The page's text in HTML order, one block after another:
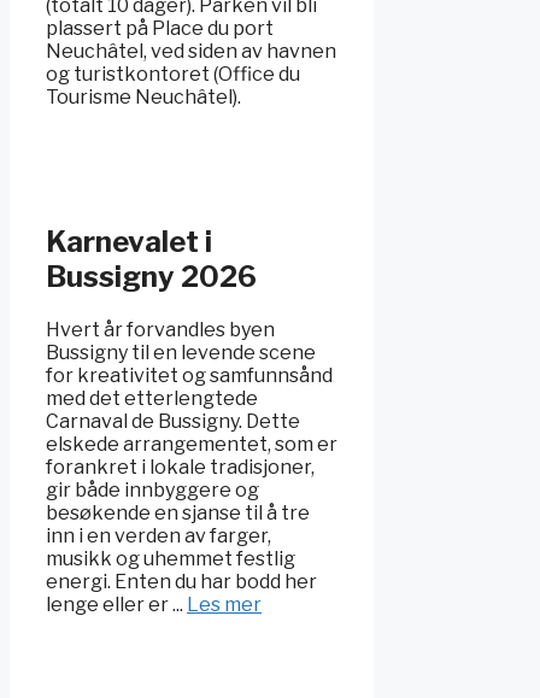
(totalt 10 dager). Parken vil bli
plassert på Place du port
Neuchâtel, ved siden av havnen
og turistkontoret (Office du
Tourisme Neuchâtel).
Karnevalet i
Bussigny 2026
Hvert år forvandles byen
Bussigny til en levende scene
for kreativitet og samfunnsånd
med det etterlengtede
Carnaval de Bussigny. Dette
elskede arrangementet, som er
forankret i lokale tradisjoner,
gir både innbyggere og
besøkende en sjanse til å tre
inn i en verden av farger,
musikk og uhemmet festlig
energi. Enten du har bodd her
lenge eller er ... Les mer